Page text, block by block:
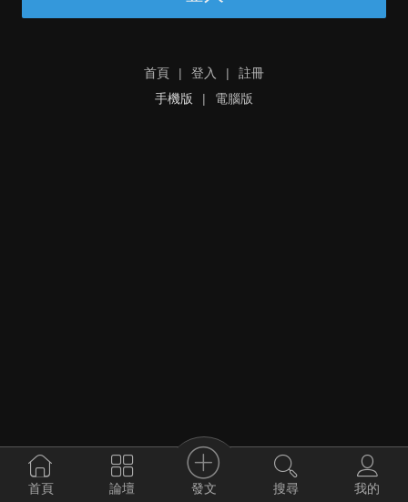
首頁 | 登入 |
註冊
手機版
| 電腦版
首頁 論壇 發文 搜尋 我的